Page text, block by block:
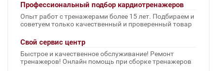
Профессиональный подбор кардиотренажеров
Опыт работ с тренажерами более 15 лет. Подбираем и
советуем только качественный и проверенный товар
Свой сервис центр
Быстрое и качественное обслуживание! Ремонт
тренажеров! Онлайн помощь при сборке тренажеров